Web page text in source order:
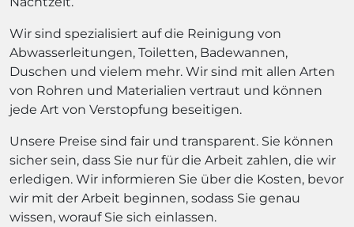
Wir sind spezialisiert auf die Reinigung von
Abwasserleitungen, Toiletten, Badewannen,
Duschen und vielem mehr. Wir sind mit allen Arten
von Rohren und Materialien vertraut und können
jede Art von Verstopfung beseitigen.
Unsere Preise sind fair und transparent. Sie können
sicher sein, dass Sie nur für die Arbeit zahlen, die wir
erledigen. Wir informieren Sie über die Kosten, bevor
wir mit der Arbeit beginnen, sodass Sie genau
wissen, worauf Sie sich einlassen.